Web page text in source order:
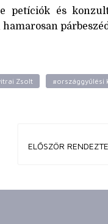
petíciók és
Zsolt #országgyűlési
ELŐSZÖR